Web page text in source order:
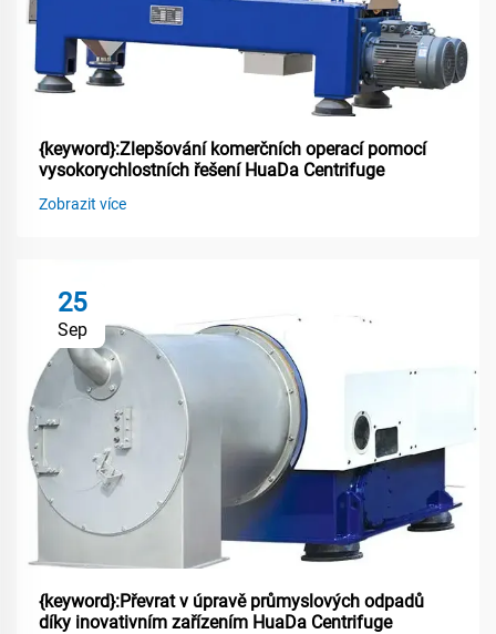
{keyword}:Zlepšování komerčních operací pomocí
vysokorychlostních řešení HuaDa Centrifuge
Zobrazit více
25
Sep
{keyword}:Převrat v úpravě průmyslových odpadů
díky inovativním zařízením HuaDa Centrifuge